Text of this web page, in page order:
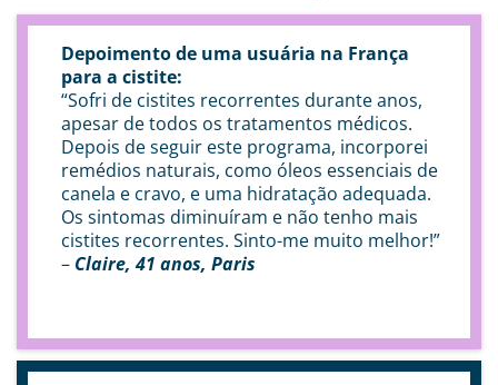
Depoimento de uma usuária na França
para a cistite:
“Sofri de cistites recorrentes durante anos,
apesar de todos os tratamentos médicos.
Depois de seguir este programa, incorporei
remédios naturais, como óleos essenciais de
canela e cravo, e uma hidratação adequada.
Os sintomas diminuíram e não tenho mais
cistites recorrentes. Sinto-me muito melhor!”
– Claire, 41 anos, Paris